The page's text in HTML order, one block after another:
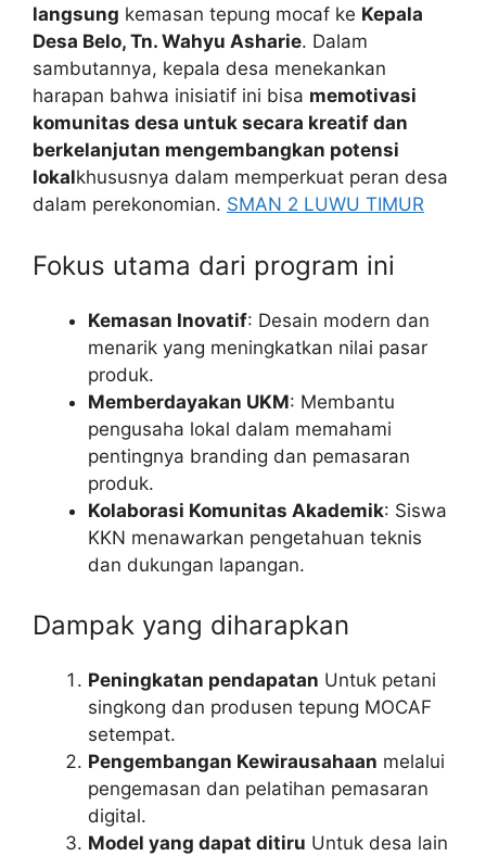
langsung kemasan tepung mocaf ke Kepala
Desa Belo, Tn. Wahyu Asharie. Dalam
sambutannya, kepala desa menekankan
harapan bahwa inisiatif ini bisa memotivasi
komunitas desa untuk secara kreatif dan
berkelanjutan mengembangkan potensi
lokalkhususnya dalam memperkuat peran desa
dalam perekonomian. SMAN 2 LUWU TIMUR
Fokus utama dari program ini
Kemasan Inovatif: Desain modern dan
menarik yang meningkatkan nilai pasar
produk.
Memberdayakan UKM: Membantu
pengusaha lokal dalam memahami
pentingnya branding dan pemasaran
produk.
Kolaborasi Komunitas Akademik: Siswa
KKN menawarkan pengetahuan teknis
dan dukungan lapangan.
Dampak yang diharapkan
Peningkatan pendapatan Untuk petani
singkong dan produsen tepung MOCAF
setempat.
Pengembangan Kewirausahaan melalui
pengemasan dan pelatihan pemasaran
digital.
Model yang dapat ditiru Untuk desa lain